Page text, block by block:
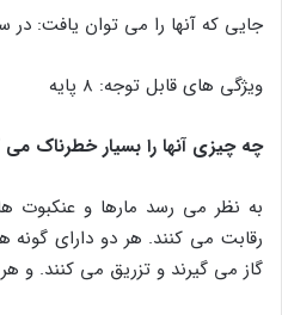
جایی که آنها را می توان یافت: در
ویژگی های قابل توجه: ۸ پایه
چه چیزی آنها را بسیار خطرناک می
به نظر می رسد مارها و عنکبوت
رقابت می کنند. هر دو دارای
گاز می گیرند و تزریق می کنند. و